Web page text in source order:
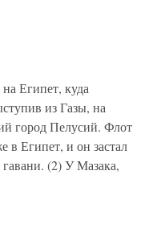
Египет, куда
из Газы, на
город Пелусий. Флот
в Египет, и он застал
(2) У Мазака,